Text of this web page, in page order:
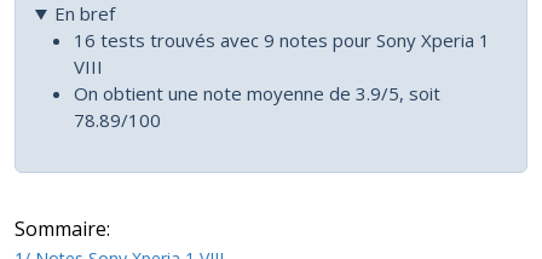
En bref
16 tests trouvés avec 9 notes pour Sony Xperia 1
VIII
On obtient une note moyenne de 3.9/5, soit
78.89/100
Sommaire: